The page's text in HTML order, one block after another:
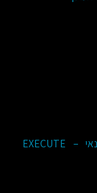
תכנות בפריוריטי WEB במקום החלונאי – EXECUTE